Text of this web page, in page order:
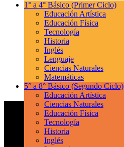
1° a 4° Básico (Primer Ciclo)
Educación Artística
Educación Física
Tecnología
Historia
Inglés
Lenguaje
Ciencias Naturales
Matemáticas
5° a 8° Básico (Segundo Ciclo)
Educación Artística
Ciencias Naturales
Educación Física
Tecnología
Historia
Inglés